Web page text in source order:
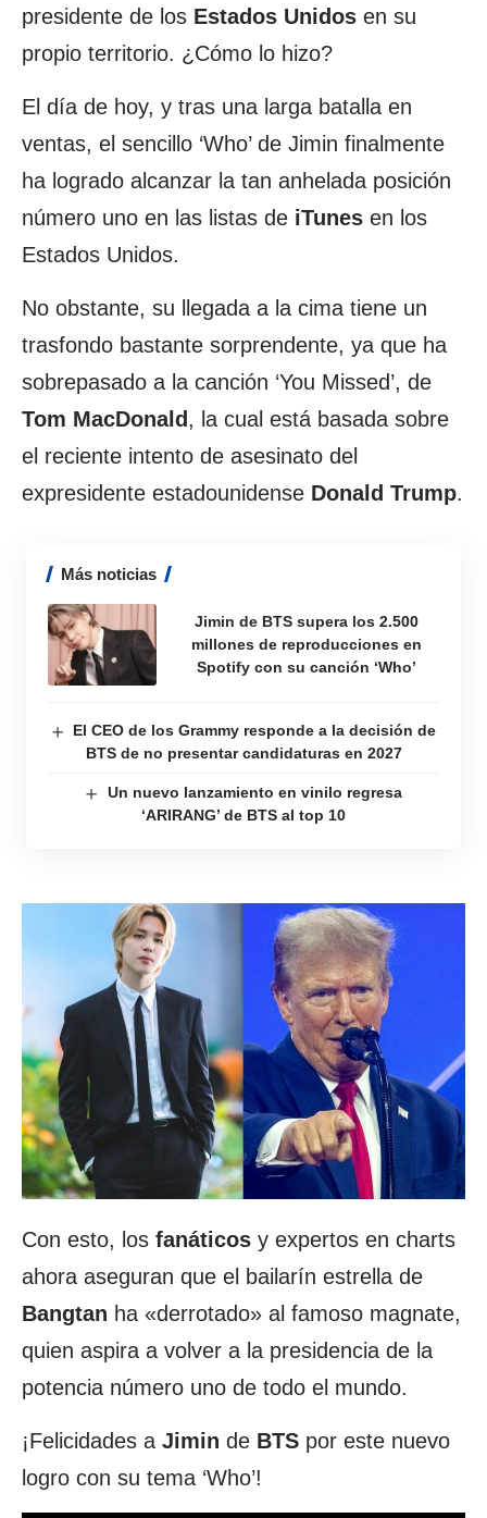
presidente de los Estados Unidos en su
propio territorio. ¿Cómo lo hizo?
El día de hoy, y tras una larga batalla en
ventas, el sencillo ‘Who’ de Jimin finalmente
ha logrado alcanzar la tan anhelada posición
número uno en las listas de iTunes en los
Estados Unidos.
No obstante, su llegada a la cima tiene un
trasfondo bastante sorprendente, ya que ha
sobrepasado a la canción ‘You Missed’, de
Tom MacDonald , la cual está basada sobre
el reciente intento de asesinato del
expresidente estadounidense Donald Trump.
Más noticias
Jimin de BTS supera los 2.500
millones de reproducciones en
Spotify con su canción ‘Who’
El CEO de los Grammy responde a la decisión de
BTS de no presentar candidaturas en 2027
Un nuevo lanzamiento en vinilo regresa
‘ARIRANG’ de BTS al top 10
Con esto, los fanáticos y expertos en charts
ahora aseguran que el bailarín estrella de
Bangtan ha «derrotado» al famoso magnate,
quien aspira a volver a la presidencia de la
potencia número uno de todo el mundo.
¡Felicidades a Jimin de BTS por este nuevo
logro con su tema ‘Who’!